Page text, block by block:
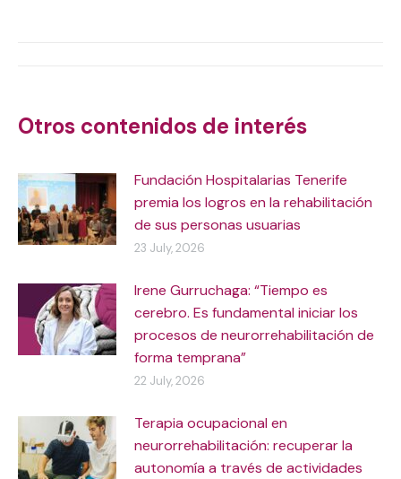
Otros contenidos de interés
Fundación Hospitalarias Tenerife
premia los logros en la rehabilitación
de sus personas usuarias
23 July, 2026
Irene Gurruchaga: “Tiempo es
cerebro. Es fundamental iniciar los
procesos de neurorrehabilitación de
forma temprana”
22 July, 2026
Terapia ocupacional en
neurorrehabilitación: recuperar la
autonomía a través de actividades